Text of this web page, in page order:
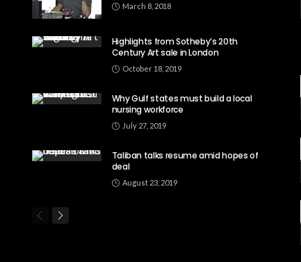
March 8, 2018
Highlights from Sotheby’s 20th
Century Art sale in London
October 18, 2019
Why Gulf states must build a local
nursing workforce
July 27, 2019
Taliban talks resume amid hopes of
deal
August 23, 2019